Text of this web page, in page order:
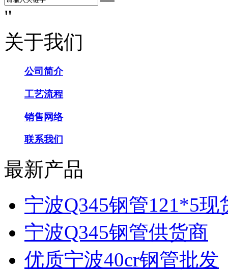
关于我们
公司简介
工艺流程
销售网络
联系我们
最新产品
宁波Q345钢管121*5现
宁波Q345钢管供货商
优质宁波40cr钢管批发